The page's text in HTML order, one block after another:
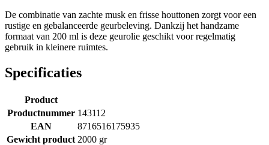
De combinatie van zachte musk en frisse houttonen zorgt voor een
rustige en gebalanceerde geurbeleving. Dankzij het handzame
formaat van 200 ml is deze geurolie geschikt voor regelmatig
gebruik in kleinere ruimtes.
Specificaties
Product
Productnummer 143112
EAN
8716516175935
Gewicht product 2000 gr